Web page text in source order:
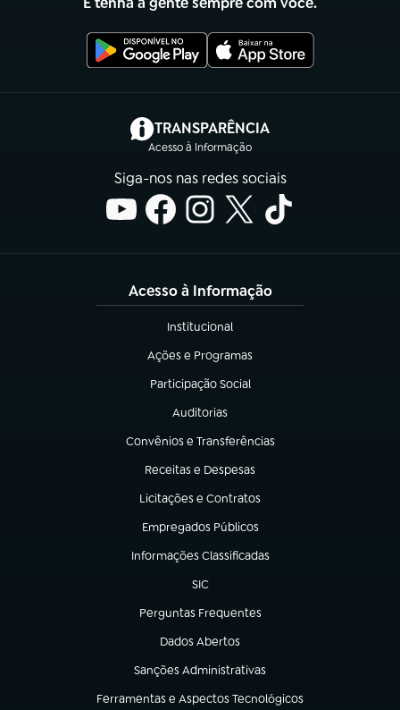
TRANSPARÊNCIA
Acesso à Informação
(abre em nova aba)
Siga-nos nas redes sociais
Acesso à Informação
Institucional
(abre em nova aba)
Ações e Programas
(abre em nova aba)
Participação Social
(abre em nova aba)
Auditorias
(abre em nova aba)
Convênios e Transferências
(abre em nova aba)
Receitas e Despesas
(abre em nova aba)
Licitações e Contratos
(abre em nova aba)
Empregados Públicos
(abre em nova aba)
Informações Classificadas
(abre em nova aba)
SIC
(abre em nova aba)
Perguntas Frequentes
(abre em nova aba)
Dados Abertos
(abre em nova aba)
Sanções Administrativas
(abre em nova aba)
Ferramentas e Aspectos Tecnológicos
(abre em nova aba)